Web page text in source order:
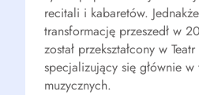
recitali i kabaretów.
transformację przeszedł w
został przekształcony w
specjalizujący się głównie
muzycznych.